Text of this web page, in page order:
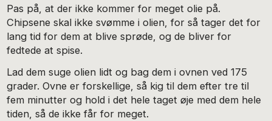
Pas på, at der ikke kommer for meget olie på.
Chipsene skal ikke svømme i olien, for så tager det for
lang tid for dem at blive sprøde, og de bliver for
fedtede at spise.
Lad dem suge olien lidt og bag dem i ovnen ved 175
grader. Ovne er forskellige, så kig til dem efter tre til
fem minutter og hold i det hele taget øje med dem hele
tiden, så de ikke får for meget.